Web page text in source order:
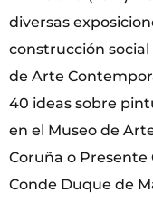
diversas
construcción
de Arte
40 ideas sobre
en el Museo de
Coruña o
Conde Duque de